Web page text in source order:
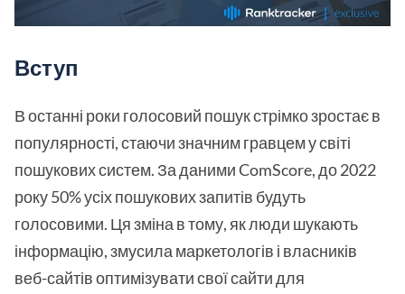
Вступ
В останні роки голосовий пошук стрімко зростає в
популярності, стаючи значним гравцем у світі
пошукових систем. За даними ComScore, до 2022
року 50% усіх пошукових запитів будуть
голосовими. Ця зміна в тому, як люди шукають
інформацію, змусила маркетологів і власників
веб-сайтів оптимізувати свої сайти для